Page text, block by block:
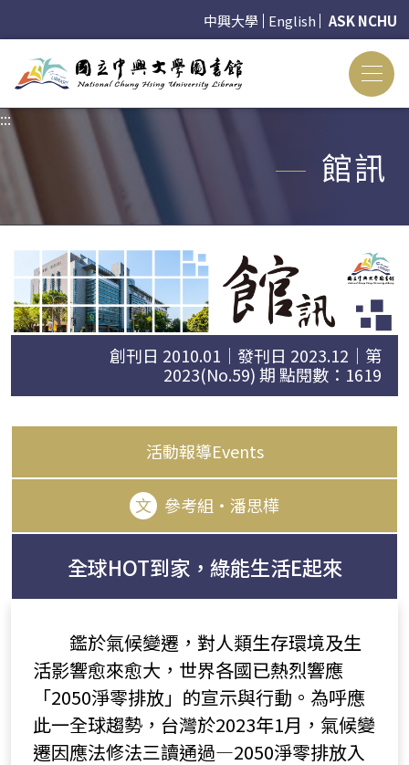
中興大學 English ASK NCHU
:::
館訊
創刊日 2010.01｜發刊日 2023.12｜第
2023(No.59) 期 點閱數：1619
活動報導Events
全球HOT到家，綠能生活E起來
文 參考組‧潘思樺
鑑於氣候變遷，對人類生存環境及生
活影響愈來愈大，世界各國已熱烈響應
「2050淨零排放」的宣示與行動。為呼應
此一全球趨勢，台灣於2023年1月，氣候變
遷因應法修法三讀通過—2050淨零排放入